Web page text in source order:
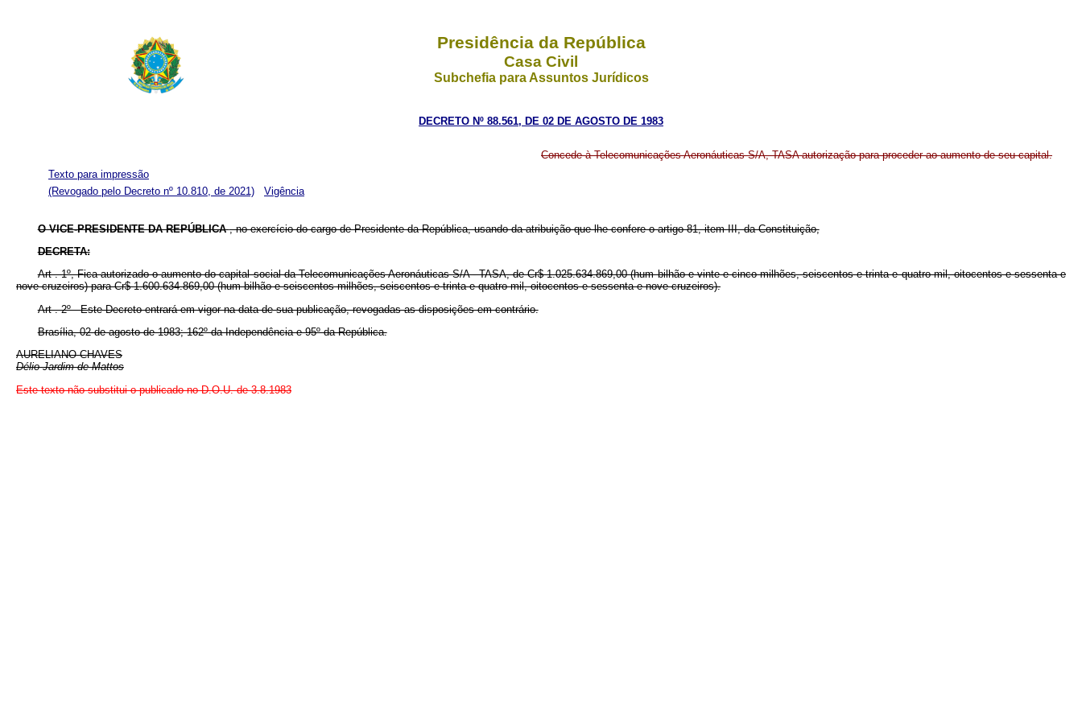
Presidência da República
Casa Civil
Subchefia para Assuntos Jurídicos
DECRETO Nº 88.561, DE 02 DE AGOSTO DE 1983
Concede à Telecomunicações Aeronáuticas S/A, TASA autorização para proceder ao aumento de seu capital.
Texto para impressão
(Revogado pelo Decreto nº 10.810, de 2021)
Vigência
O VICE-PRESIDENTE DA REPÚBLICA, no exercício do cargo de Presidente da República, usando da atribuição que lhe confere o artigo 81, item III, da Constituição,
DECRETA:
Art . 1º, Fica autorizado o aumento do capital social da Telecomunicações Aeronáuticas S/A - TASA, de Cr$ 1.025.634.869,00 (hum bilhão e vinte e cinco milhões, seiscentos e trinta e quatro mil, oitocentos e sessenta e
nove cruzeiros) para Cr$ 1.600.634.869,00 (hum bilhão e seiscentos milhões, seiscentos e trinta e quatro mil, oitocentos e sessenta e nove cruzeiros).
Art . 2º - Este Decreto entrará em vigor na data de sua publicação, revogadas as disposições em contrário.
Brasília, 02 de agosto de 1983; 162º da Independência e 95º da República.
AURELIANO CHAVES
Délio Jardim de Mattos
Este texto não substitui o publicado no D.O.U. de 3.8.1983